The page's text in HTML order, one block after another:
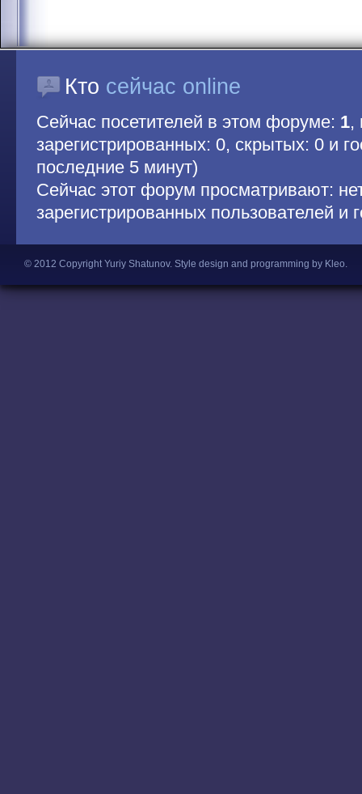
Кто сейчас online
Сейчас посетителей в этом форуме: 1,
зарегистрированных: 0, скрытых: 0 и
последние 5 минут)
Сейчас этот форум просматривают:
зарегистрированных пользователей и
© 2012 Copyright Yuriy Shatunov. Style design and programming by Kleo.